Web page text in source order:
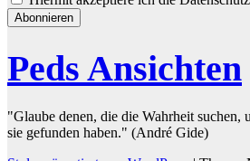
Peds Ansichten
"Glaube denen, die die Wahrheit suchen,
sie gefunden haben." (André Gide)